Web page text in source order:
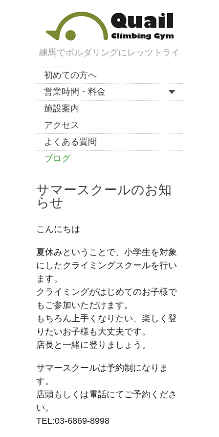
練馬でボルダリングにレッツトライ
初めての方へ
営業時間・料金
施設案内
アクセス
よくある質問
ブログ
サマースクールのお知
らせ
こんにちは
夏休みということで、小学生を対象
にしたクライミングスクールを行い
ます。
クライミングがはじめてのお子様で
もご参加いただけます。
もちろん上手くなりたい、楽しく登
りたいお子様も大丈夫です。
店長と一緒に登りましょう。
サマースクールは予約制になりま
す。
店頭もしくは電話にてご予約くださ
い。
TEL:03-6869-8998